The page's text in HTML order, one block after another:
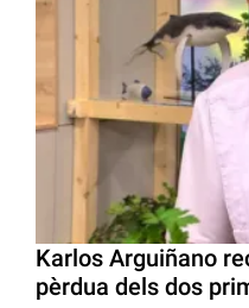
Karlos Arguiñano
pèrdua dels dos